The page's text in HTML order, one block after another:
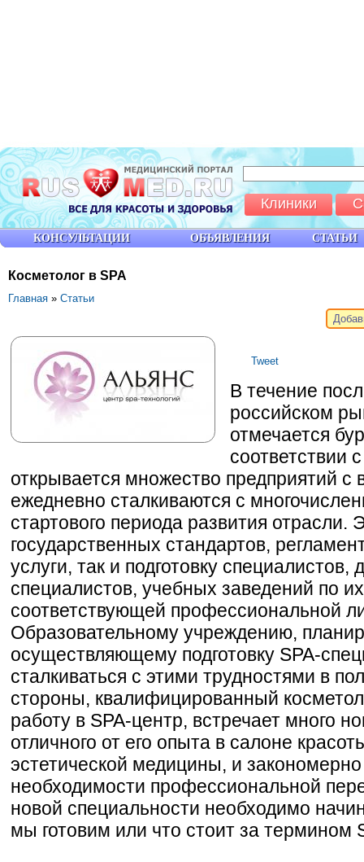
Косметолог в SPA
Главная » Статьи
Tweet
В течение
российском
отмечается
соответствии
открывается множество предприятий с
ежедневно сталкиваются с
стартового периода развития отрасли.
государственных стандартов,
услуги, так и подготовку
специалистов, учебных заведений по их
соответствующей профессиональной
Образовательному учреждению,
осуществляющему подготовку SPA-
сталкиваться с этими трудностями в
стороны, квалифицированный
работу в SPA-центр, встречает много
отличного от его опыта в салоне
эстетической медицины, и
необходимости профессиональной
новой специальности необходимо
мы готовим или что стоит за термином
КОНСУЛЬТАЦИИ ОБЪЯВЛЕНИЯ СТАТЬИ
Клиники